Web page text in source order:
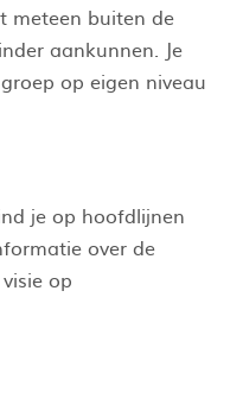
meteen buiten de
aankunnen. Je
op eigen niveau
je op hoofdlijnen
over de
op